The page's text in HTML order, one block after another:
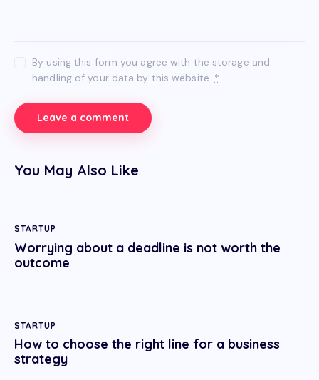
By using this form you agree with the storage and
handling of your data by this website. *
You May Also Like
STARTUP
Worrying about a deadline is not worth the
outcome
STARTUP
How to choose the right line for a business
strategy